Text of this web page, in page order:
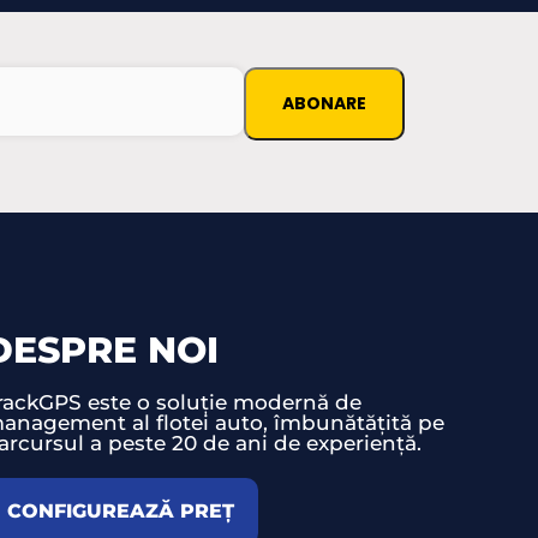
NOI
este o soluție modernă de
al flotei auto, îmbunătățită pe
a peste 20 de ani de experiență.
CONFIGUREAZĂ PREȚ